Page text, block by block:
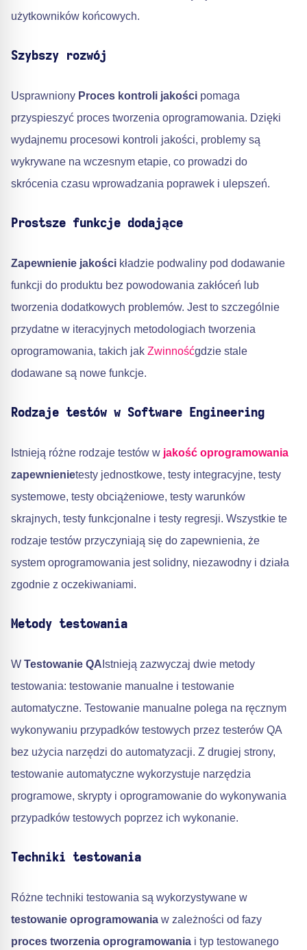
użytkowników końcowych.
Szybszy rozwój
Usprawniony Proces kontroli jakości pomaga
przyspieszyć proces tworzenia oprogramowania. Dzięki
wydajnemu procesowi kontroli jakości, problemy są
wykrywane na wczesnym etapie, co prowadzi do
skrócenia czasu wprowadzania poprawek i ulepszeń.
Prostsze funkcje dodające
Zapewnienie jakości kładzie podwaliny pod dodawanie
funkcji do produktu bez powodowania zakłóceń lub
tworzenia dodatkowych problemów. Jest to szczególnie
przydatne w iteracyjnych metodologiach tworzenia
oprogramowania, takich jak Zwinnośćgdzie stale
dodawane są nowe funkcje.
Rodzaje testów w Software Engineering
Istnieją różne rodzaje testów w jakość oprogramowania
zapewnienietesty jednostkowe, testy integracyjne, testy
systemowe, testy obciążeniowe, testy warunków
skrajnych, testy funkcjonalne i testy regresji. Wszystkie te
rodzaje testów przyczyniają się do zapewnienia, że
system oprogramowania jest solidny, niezawodny i działa
zgodnie z oczekiwaniami.
Metody testowania
W Testowanie QA Istnieją zazwyczaj dwie metody
testowania: testowanie manualne i testowanie
automatyczne. Testowanie manualne polega na ręcznym
wykonywaniu przypadków testowych przez testerów QA
bez użycia narzędzi do automatyzacji. Z drugiej strony,
testowanie automatyczne wykorzystuje narzędzia
programowe, skrypty i oprogramowanie do wykonywania
przypadków testowych poprzez ich wykonanie.
Techniki testowania
Różne techniki testowania są wykorzystywane w
testowanie oprogramowania w zależności od fazy
proces tworzenia oprogramowania i typ testowanego